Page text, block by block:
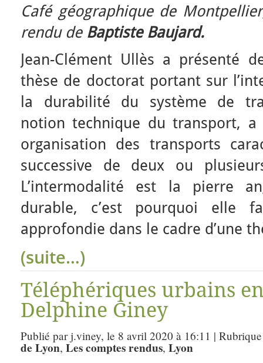
Café géographique de
rendu deBaptiste Baujard.
Jean-Clément Ullès a présenté
thèse de doctorat portant sur
la durabilité du système de
notion technique du transport,
organisation des transports
successive de deux ou
L’intermodalité est la pierre
durable, c’est pourquoi elle
approfondie dans le cadre d’une
(suite…)
Téléphériques urbains
Delphine Giney
Publié par j.viney, le 8 avril 2020 à 16:11 |
de Lyon, Les comptes rendus, Lyon